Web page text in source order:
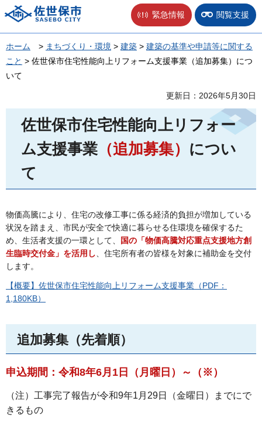
佐世保市 緊急情報 閲覧支援
ホーム > まちづくり・環境 > 建築 > 建築の基準や申請等に関する
こと > 佐世保市住宅性能向上リフォーム支援事業（追加募集）につ
いて
更新日：2026年5月30日
佐世保市住宅性能向上リフォー
ム支援事業（追加募集） につい
て
物価高騰により、住宅の改修工事に係る経済的負担が増加している
状況を踏まえ、市民が安全で快適に暮らせる住環境を確保するた
め、生活者支援の一環として、
国の「物価高騰対応重点支援地方創
生臨時交付金」を活用し 、住宅所有者の皆様を対象に補助金を交付
します。
【概要】佐世保市住宅性能向上リフォーム支援事業（PDF：
1,180KB）
追加募集（先着順）
申込期間：令和8年6月1日（月曜日）～（※）
（注）工事完了報告が令和9年1月29日（金曜日）までにで
きるもの